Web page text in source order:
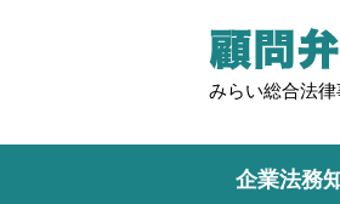
みらい総合法
企業法務